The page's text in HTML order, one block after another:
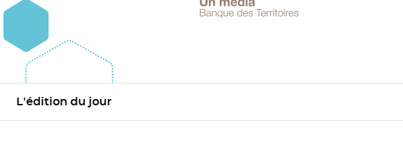
L'édition du jour